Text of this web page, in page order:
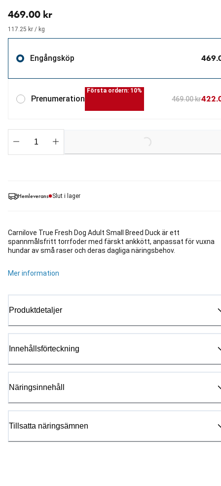
Hemleverans Slut i lager
Carnilove True Fresh Dog Adult Small Breed Duck är ett
spannmålsfritt torrfoder med färskt ank­kött, anpassat för vuxna
hundar av små raser och deras dagliga näringsbehov.
Mer information
Produktdetaljer
Innehållsförteckning
Näringsinnehåll
Tillsatta näringsämnen
469.00 kr
117.25 kr / kg
Engångsköp
Prenumeration
Första ordern: 10%
469.00 kr
Loading...